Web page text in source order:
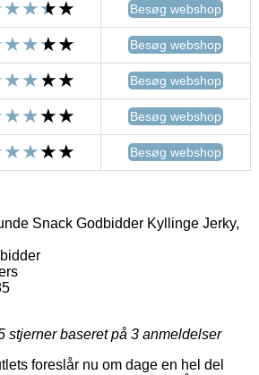
Besøg webshop
Besøg webshop
Besøg webshop
Besøg webshop
Besøg webshop
Snack Godbidder Kyllinge Jerky,
stjerner baseret på 3 anmeldelser
foreslår nu om dage en hel del